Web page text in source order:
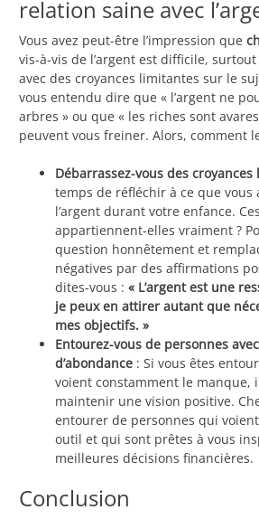
relation saine avec
Vous avez peut-être l’impression que
vis-à-vis de l’argent est difficile,
avec des croyances limitantes sur le
vous entendu dire que « l’argent ne
arbres » ou que « les riches sont
peuvent vous freiner. Alors, comment
Débarrassez-vous des
temps de réfléchir à ce que vous
l’argent durant votre enfance.
appartiennent-elles vraiment ?
question honnêtement et
négatives par des affirmations
dites-vous : « L’argent est une
je peux en attirer autant que
mes objectifs. »
Entourez-vous de personnes
d’abondance : Si vous êtes
voient constamment le manque,
maintenir une vision positive.
entourer de personnes qui
outil et qui sont prêtes à vous
meilleures décisions financières.
Conclusion